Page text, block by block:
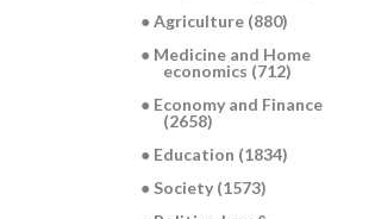
● Agriculture (880)
● Medicine and Home
economics (712)
● Economy and Finance
(2658)
● Education (1834)
● Society (1573)